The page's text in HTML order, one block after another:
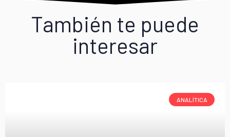
También te puede
interesar
ANALÍTICA